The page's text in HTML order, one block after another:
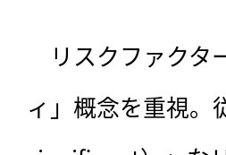
リスクファクタ
ィ」概念を重視。